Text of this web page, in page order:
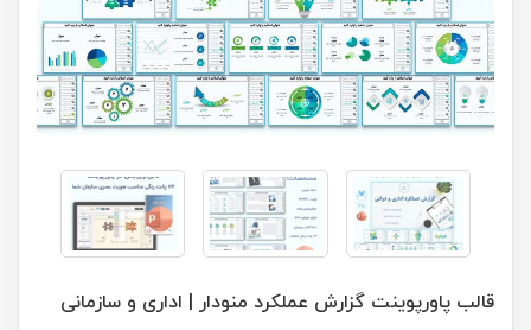
قالب پاورپوینت گزارش عملکرد منودار | اداری و سازمانی